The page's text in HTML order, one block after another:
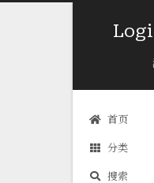
首页
分类
搜索